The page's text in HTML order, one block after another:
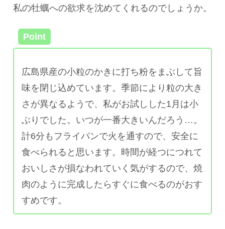
私の牡蠣への欲求を沈めてくれるのでしょうか。
Point
広島県産の小粒のかきに打ち粉をまぶして旨
味を閉じ込めています。季節により粒の大き
さが異なるようで、私がお試しした1月は小
ぶりでした。いつが一番大きいんだろう…。
計6分もフライパンで火を通すので、安全に
食べられると思います。時間が経つにつれて
おいしさが損なわれていく気がするので、焼
肉のように完成したらすぐに食べるのがおす
すめです。